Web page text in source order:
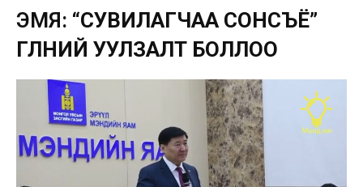
ЭМЯ: “СУВИЛАГЧАА СОНСЪЁ”
ӨГЛӨӨНИЙ УУЛЗАЛТ БОЛЛОО